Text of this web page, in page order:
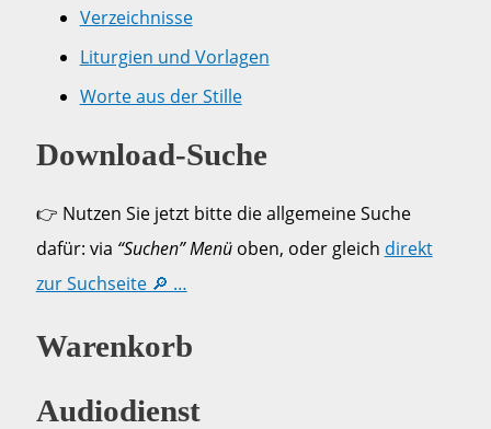
Verzeichnisse
Liturgien und Vorlagen
Worte aus der Stille
Download-Suche
👉 Nutzen Sie jetzt bitte die allgemeine Suche
dafür: via “Suchen” Menüoben, oder gleich direkt
zur Suchseite 🔎 …
Warenkorb
Audiodienst